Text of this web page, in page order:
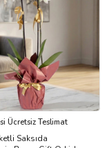
Ücretsiz Teslimat
Saksıda